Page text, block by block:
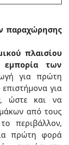
παραχώρησης
πλαισίου
των
για πρώτη
για
ώστε και να
από τους
περιβάλλον,
πρώτη φορά